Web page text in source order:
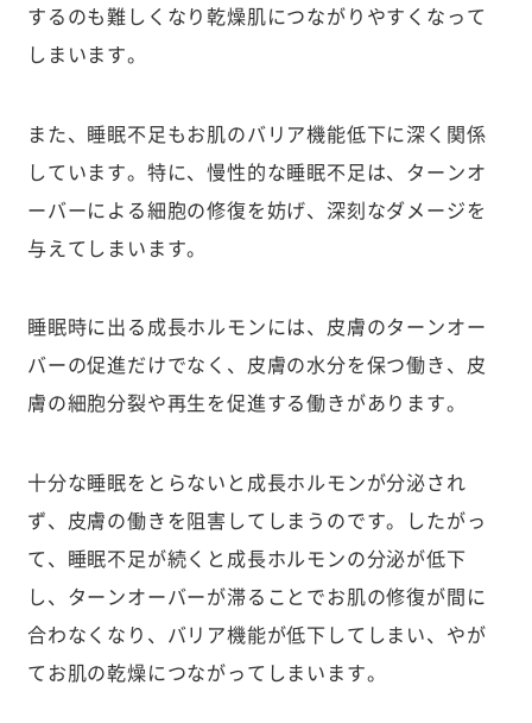
するのも難しくなり乾燥肌につながりやすくなって
しまいます。
また、睡眠不足もお肌のバリア機能低下に深く関係
しています。特に、慢性的な睡眠不足は、ターンオ
ーバーによる細胞の修復を妨げ、深刻なダメージを
与えてしまいます。
睡眠時に出る成長ホルモンには、皮膚のターンオー
バーの促進だけでなく、皮膚の水分を保つ働き、皮
膚の細胞分裂や再生を促進する働きがあります。
十分な睡眠をとらないと成長ホルモンが分泌され
ず、皮膚の働きを阻害してしまうのです。したがっ
て、睡眠不足が続くと成長ホルモンの分泌が低下
し、ターンオーバーが滞ることでお肌の修復が間に
合わなくなり、バリア機能が低下してしまい、やが
てお肌の乾燥につながってしまいます。